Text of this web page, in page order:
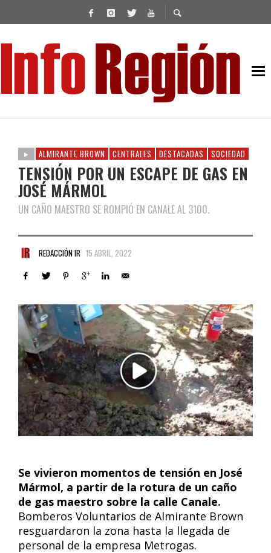
ALMIRANTE BROWN CENTRALES DESTACADAS SOCIEDAD
TENSIÓN POR UN ESCAPE DE GAS EN
JOSÉ MÁRMOL
UN CAÑO MAESTRO SE ROMPIÓ EN CANALE AL 3100.
REDACCIÓN IR 15 ABRIL, 2022
Se vivieron momentos de tensión en José
Mármol, a partir de la rotura de un caño
de gas maestro sobre la calle Canale.
Bomberos Voluntarios de Almirante Brown
resguardaron la zona hasta la llegada de
personal de la empresa Metrogas.